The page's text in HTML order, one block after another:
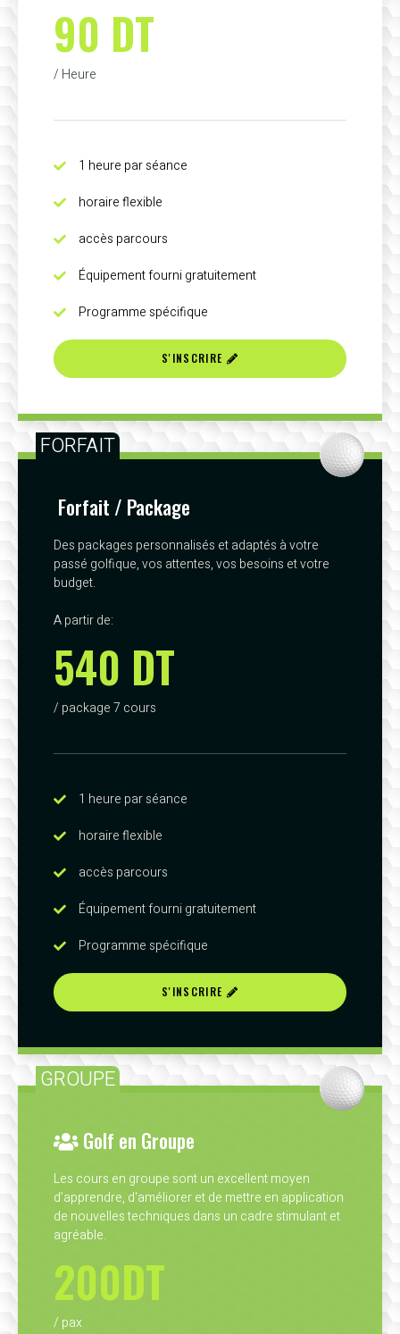
90 DT
/ Heure
1 heure par séance
horaire flexible
accès parcours
Équipement fourni gratuitement
Programme spécifique
S'INSCRIRE
FORFAIT
Forfait / Package
Des packages personnalisés et adaptés à votre
passé golfique, vos attentes, vos besoins et votre
budget.
A partir de:
540 DT
/ package 7 cours
1 heure par séance
horaire flexible
accès parcours
Équipement fourni gratuitement
Programme spécifique
S'INSCRIRE
GROUPE
Golf en Groupe
Les cours en groupe sont un excellent moyen
d’apprendre, d'améliorer et de mettre en application
de nouvelles techniques dans un cadre stimulant et
agréable.
200DT
/ pax